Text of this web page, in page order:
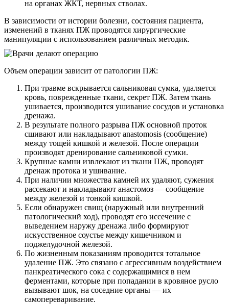
на органах ЖКТ, нервных стволах.
В зависимости от истории болезни, состояния пациента,
изменений в тканях ПЖ проводятся хирургические
манипуляции с использованием различных методик.
Объем операции зависит от патологии ПЖ:
При травме вскрывается сальниковая сумка, удаляется
кровь, поврежденные ткани, секрет ПЖ. Затем ткань
ушивается, производится ушивание сосудов и установка
дренажа.
В результате полного разрыва ПЖ основной проток
сшивают или накладывают anastomosis (сообщение)
между тощей кишкой и железой. После операции
производят дренирование сальниковой сумки.
Крупные камни извлекают из ткани ПЖ, проводят
дренаж протока и ушивание.
При наличии множества камней их удаляют, сужения
рассекают и накладывают анастомоз — сообщение
между железой и тонкой кишкой.
Если обнаружен свищ (наружный или внутренний
патологический ход), проводят его иссечение с
выведением наружу дренажа либо формируют
искусственное соустье между кишечником и
поджелудочной железой.
По жизненным показаниям проводится тотальное
удаление ПЖ. Это связано с агрессивным воздействием
панкреатического сока с содержащимися в нем
ферментами, которые при попадании в кровяное русло
вызывают шок, на соседние органы — их
самопереваривание.